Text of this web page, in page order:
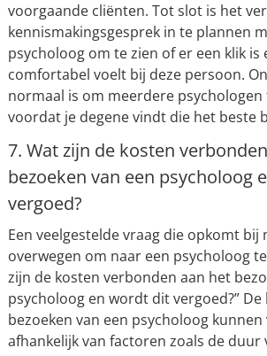
voorgaande cliënten. Tot slot is het
kennismakingsgesprek in te plannen
psycholoog om te zien of er een klik is
comfortabel voelt bij deze persoon.
normaal is om meerdere psychologen
voordat je degene vindt die het beste
7. Wat zijn de kosten
bezoeken van een psycholoog
vergoed?
Een veelgestelde vraag die opkomt bij
overwegen om naar een psycholoog
zijn de kosten verbonden aan het
psycholoog en wordt dit vergoed?”
bezoeken van een psycholoog
afhankelijk van factoren zoals de duur